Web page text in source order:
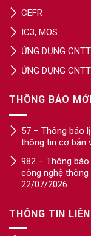
ỨNG DỤNG
ỨNG DỤNG
IC3, MOS
CEFR
THÔNG BÁO
57 – Thông báo
thông tin cơ bản
982 – Thông
công nghệ
22/07/2026
THÔNG TIN